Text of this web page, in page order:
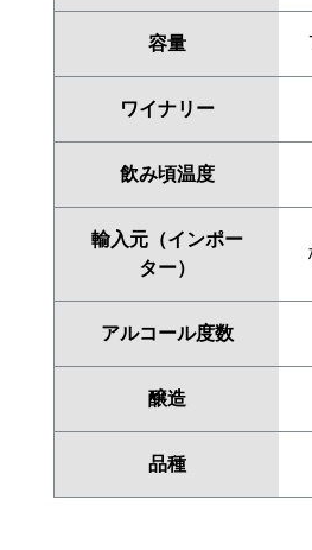
容量
ワイナリー
飲み頃温度
輸入元（インポー
ター）
アルコール度数
醸造
品種